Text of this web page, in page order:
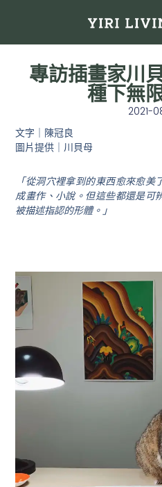
專訪插畫家川
種下無
2021-
文字｜陳冠良
圖片提供｜川貝母
「從洞穴裡拿到的東西愈來愈
成畫作、小說。但這些都還是可
被描述指認的形體。」